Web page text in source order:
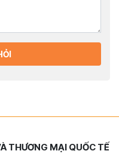
THƯƠNG MẠI QUỐC TẾ